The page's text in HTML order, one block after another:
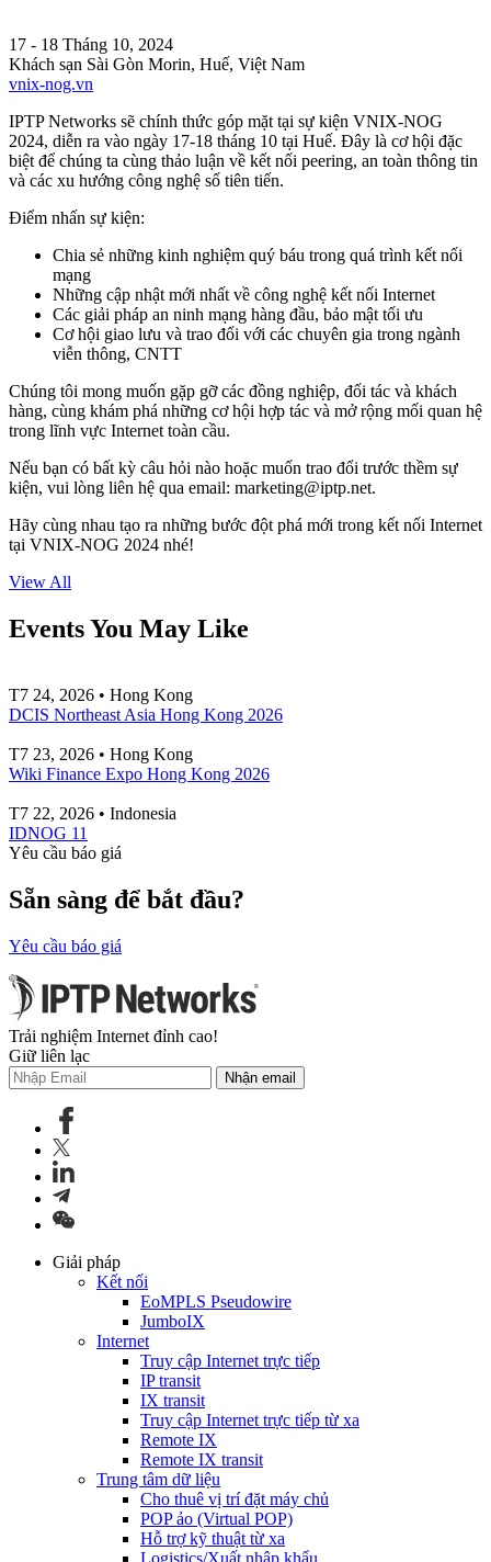
17 - 18 Tháng 10, 2024
Khách sạn Sài Gòn Morin, Huế, Việt Nam
vnix-nog.vn
IPTP Networks sẽ chính thức góp mặt tại sự kiện VNIX-NOG
2024, diễn ra vào ngày 17-18 tháng 10 tại Huế. Đây là cơ hội đặc
biệt để chúng ta cùng thảo luận về kết nối peering, an toàn thông tin
và các xu hướng công nghệ số tiên tiến.
Điểm nhấn sự kiện:
Chia sẻ những kinh nghiệm quý báu trong quá trình kết nối
mạng
Những cập nhật mới nhất về công nghệ kết nối Internet
Các giải pháp an ninh mạng hàng đầu, bảo mật tối ưu
Cơ hội giao lưu và trao đổi với các chuyên gia trong ngành
viễn thông, CNTT
Chúng tôi mong muốn gặp gỡ các đồng nghiệp, đối tác và khách
hàng, cùng khám phá những cơ hội hợp tác và mở rộng mối quan hệ
trong lĩnh vực Internet toàn cầu.
Nếu bạn có bất kỳ câu hỏi nào hoặc muốn trao đổi trước thềm sự
kiện, vui lòng liên hệ qua email: marketing iptp.net.
Hãy cùng nhau tạo ra những bước đột phá mới trong kết nối Internet
tại VNIX-NOG 2024 nhé!
View All
Events You May Like
T7 24, 2026 • Hong Kong
DCIS Northeast Asia Hong Kong 2026
T7 23, 2026 • Hong Kong
Wiki Finance Expo Hong Kong 2026
T7 22, 2026 • Indonesia
IDNOG 11
Yêu cầu báo giá
Sẵn sàng để bắt đầu?
Yêu cầu báo giá
Trải nghiệm Internet đỉnh cao!
Giữ liên lạc
Nhận email
Giải pháp
Kết nối
EoMPLS Pseudowire
JumboIX
Internet
Truy cập Internet trực tiếp
IP transit
IX transit
Truy cập Internet trực tiếp từ xa
Remote IX
Remote IX transit
Trung tâm dữ liệu
Cho thuê vị trí đặt máy chủ
POP ảo (Virtual POP)
Hỗ trợ kỹ thuật từ xa
Logistics/Xuất nhập khẩu